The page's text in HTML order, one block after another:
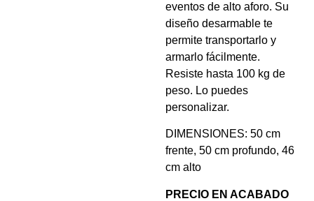
eventos de alto aforo. Su
diseño desarmable te
permite transportarlo y
armarlo fácilmente.
Resiste hasta 100 kg de
peso. Lo puedes
personalizar.
DIMENSIONES: 50 cm
frente, 50 cm profundo, 46
cm alto
PRECIO EN ACABADO